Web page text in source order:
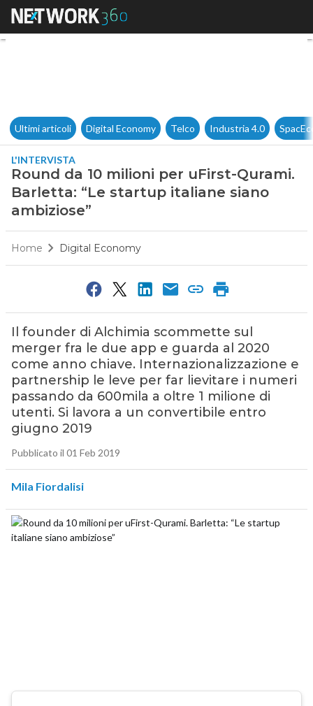
Round da 10 milioni per
Ultimi articoli Digital Economy Telco Industria 4.0
L'INTERVISTA
Round da 10 milioni per uFirst-Qurami.
Barletta: “Le startup italiane siano
ambiziose”
Home Digital Economy
Il founder di Alchimia scommette sul
merger fra le due app e guarda al 2020
come anno chiave. Internazionalizzazione e
partnership le leve per far lievitare i numeri
passando da 600mila a oltre 1 milione di
utenti. Si lavora a un convertibile entro
giugno 2019
Pubblicato il 01 Feb 2019
Mila Fiordalisi